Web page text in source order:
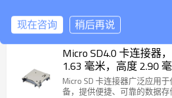
型号:Micro SD卡连接器（
Micro SD4.0 卡连接器
1.63 毫米，高度 2.90
Micro SD 卡连接器广泛应用
备，提供便捷、可靠的数据存
现在咨询 稍后再说